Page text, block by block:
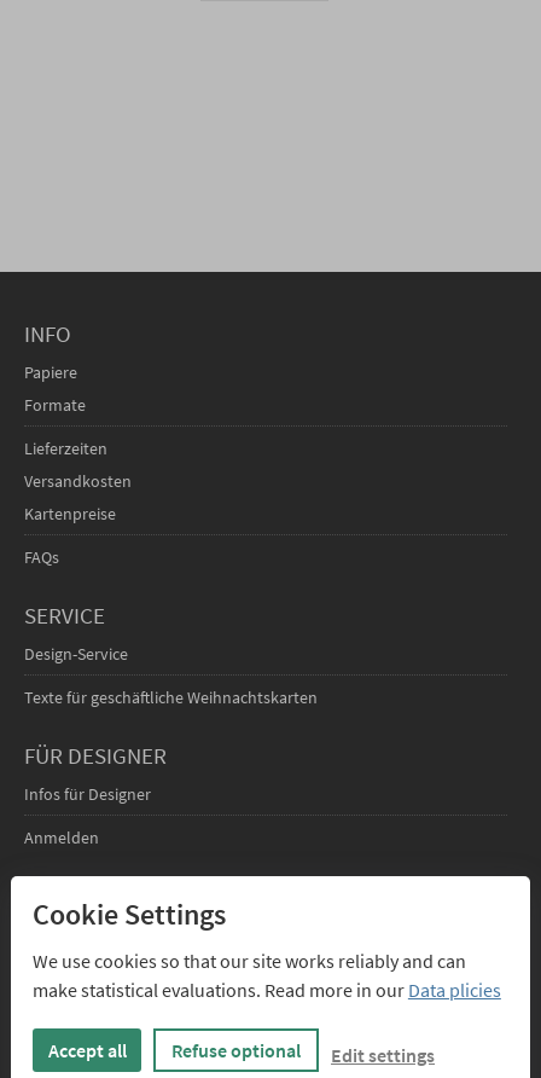
INFO
Papiere
Formate
Lieferzeiten
Versandkosten
Kartenpreise
FAQs
SERVICE
Design-Service
Texte für geschäftliche Weihnachtskarten
FÜR DESIGNER
Infos für Designer
Anmelden
Cookie Settings
We use cookies so that our site works reliably and can
make statistical evaluations. Read more in our Data plicies
Accept all Refuse optional Edit settings